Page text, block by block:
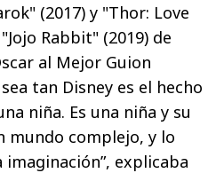
(2017) y "Thor: Love
Rabbit" (2019) de
al Mejor Guion
tan Disney es el hecho
niña. Es una niña y su
mundo complejo, y lo
explicaba